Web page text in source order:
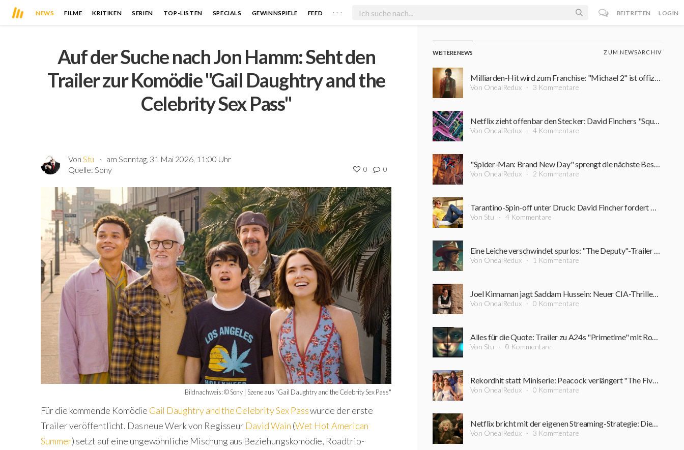
NEWS FILME KRITIKEN SERIEN TOP-LISTEN SPECIALS GEWINNSPIELE FEED . . . BEITRETEN LOGIN
Auf der Suche nach Jon Hamm: Seht den
Trailer zur Komödie "Gail Daughtry and the
Celebrity Sex Pass"
Von Stu
am Sonntag, 31 Mai 2026, 11:00 Uhr
Quelle: Sony 0 0
Bildnachweis: © Sony | Szene aus "Gail Daughtry and the Celebrity Sex Pass"
Für die kommende Komödie Gail Daughtry and the Celebrity Sex Passwurde der erste
Trailer veröffentlicht. Das neue Werk von Regisseur David Wain (Wet Hot American
Summer) setzt auf eine ungewöhnliche Mischung aus Beziehungskomödie, Roadtrip-
WEITERE NEWS ZUM NEWSARCHIV
Milliarden-Hit wird zum Franchise: "Michael 2" ist offiziell in Arbeit – erster Zeitplan steht
Von OnealRedux 3 Kommentare
Netflix zieht offenbar den Stecker: David Finchers "Squid Game"-Projekt steht vor dem Aus
Von OnealRedux 4 Kommentare
"Spider-Man: Brand New Day" sprengt die nächste Bestmarke: Diesen Kino-Rekord schaffte zuvor kein Film
Von OnealRedux 2 Kommentare
Tarantino-Spin-off unter Druck: David Fincher fordert Nachdrehs für 200-Millionen-Dollar-Film
Von Stu 4 Kommentare
Eine Leiche verschwindet spurlos: "The Deputy"-Trailer führt in einen Sumpf aus Korruption und Verbrechen
Von OnealRedux 1 Kommentare
Joel Kinnaman jagt Saddam Hussein: Neuer CIA-Thriller startet bereits im September
Von OnealRedux 0 Kommentare
Alles für die Quote: Trailer zu A24s "Primetime" mit Robert Pattinson ist online
Von Stu 0 Kommentare
Rekordhit statt Miniserie: Peacock verlängert "The Five-Star Weekend" überraschend um Staffel 2
Von OnealRedux 0 Kommentare
Netflix bricht mit der eigenen Streaming-Strategie: Dieser Film bleibt rekordverdächtig lange im Kino
Von OnealRedux 3 Kommentare